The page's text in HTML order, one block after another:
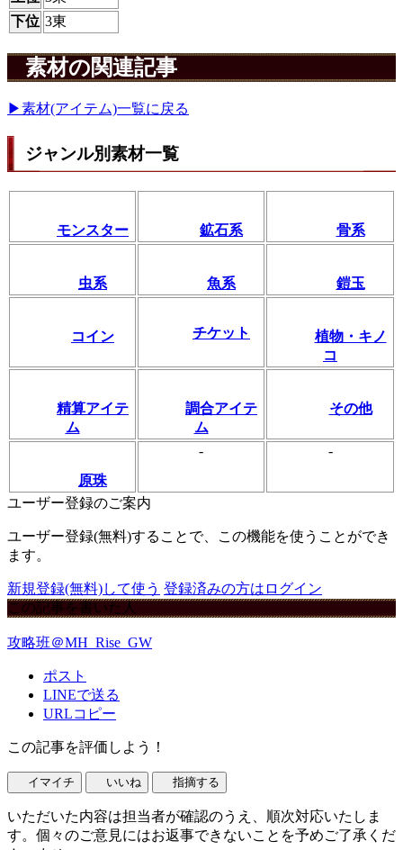
下位 3東
素材の関連記事
▶素材(アイテム)一覧に戻る
ジャンル別素材一覧
モンスター 鉱石系 骨系
虫系 魚系 鎧玉
コイン チケット
植物・キノ
コ
精算アイテ
ム
調合アイテ
ム
その他
原珠
- -
ユーザー登録のご案内
ユーザー登録(無料)することで、この機能を使うことができ
ます。
新規登録(無料)して使う 登録済みの方はログイン
この記事を書いた人
攻略班＠MH_Rise_GW
ポスト
LINEで送る
URLコピー
この記事を評価しよう！
イマイチ いいね 指摘する
いただいた内容は担当者が確認のうえ、順次対応いたしま
す。個々のご意見にはお返事できないことを予めご了承くだ